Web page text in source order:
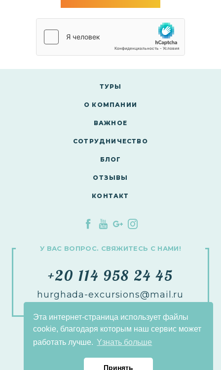
Эта интернет-страница использует файлы
cookie, благодаря которым наш сервис может
работать лучше. Yзнать больше
Принять
ТУРЫ
О КОМПАНИИ
ВАЖНОЕ
СОТРУДНИЧЕСТВО
БЛОГ
ОТЗЫВЫ
КОНТАКТ
У ВАС ВОПРОС. СВЯЖИТЕСЬ С НАМИ!
+20 114 958 24 45
hurghada-excursions@mail.ru
Copyright © 2017 FM Tours & Travel
by Agencja interaktywna - Intell